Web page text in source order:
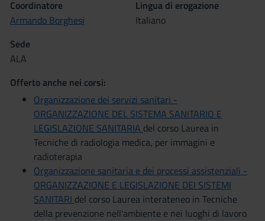
Coordinatore
Armando Borghesi
Lingua di erogazione
Italiano
Sede
ALA
Offerto anche nei corsi:
Organizzazione dei servizi sanitari -
ORGANIZZAZIONE DEL SISTEMA SANITARIO E
LEGISLAZIONE SANITARIA del corso Laurea in
Tecniche di radiologia medica, per immagini e
radioterapia
Organizzazione sanitaria e dei processi assistenziali -
ORGANIZZAZIONE E LEGISLAZIONE DEI SISTEMI
SANITARI del corso Laurea interateneo in Tecniche
della prevenzione nell'ambiente e nei luoghi di lavoro